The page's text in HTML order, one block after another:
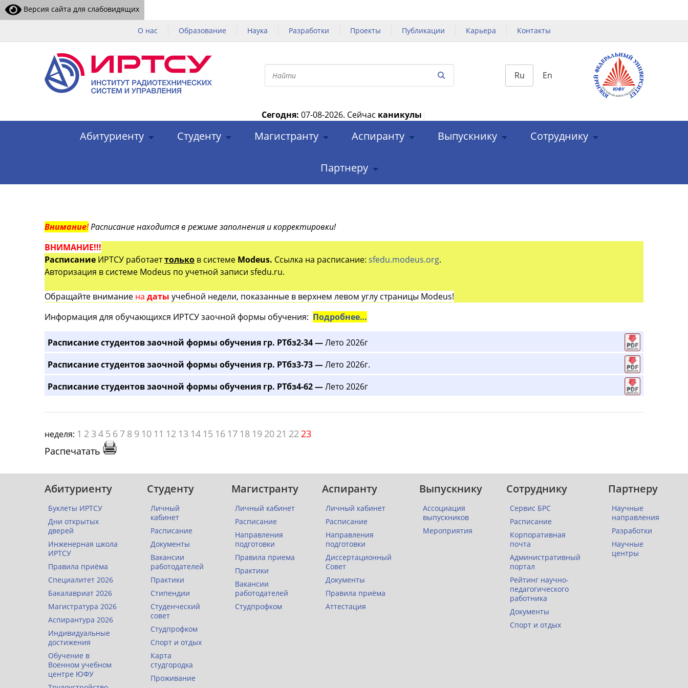
Версия сайта для слабовидящих
О нас Образование Наука Разработки Проекты Публикации Карьера Контакты
Ru En
Сегодня: 07-08-2026. Сейчас каникулы |
Абитуриенту Студенту Магистранту Аспиранту Выпускнику Сотруднику
Партнеру
Внимание!Расписание находится в режиме заполнения и корректировки!
ВНИМАНИЕ!!!
Расписание ИРТСУ работаеттолько в системе Modeus. Ссылка на расписание: sfedu.modeus.org.
Авторизация в системе Modeus по учетной записи sfedu.ru.
Обращайте внимание на даты учебной недели, показанные в верхнем левом углу страницы Modeus!
Информация для обучающихся ИРТСУ заочной формы обучения: Подробнее…
Расписание студентов заочной формы обучения гр. РТбз2-34 —Лето 2026г
Расписание студентов заочной формы обучения гр. РТбз3-73 —Лето 2026г.
Расписание студентов заочной формы обучения гр. РТбз4-62 —Лето 2026г
неделя: 1 2 3 4 5 6 7 8 9 10 11 12 13 14 15 16 17 18 19 20 21 2223
Распечатать
Абитуриенту
Буклеты ИРТСУ
Дни открытых
дверей
Инженерная школа
ИРТСУ
Правила приёма
Специалитет 2026
Бакалавриат 2026
Магистратура 2026
Аспирантура 2026
Индивидуальные
достижения
Обучение в
Военном учебном
центре ЮФУ
Студенту
Личный
кабинет
Расписание
Документы
Вакансии
работодателей
Практики
Стипендии
Студенческий
совет
Студпрофком
Спорт и отдых
Карта
студгородка
Проживание
Магистранту
Личный кабинет
Расписание
Направления
подготовки
Правила приема
Практики
Вакансии
работодателей
Студпрофком
Аспиранту
Личный кабинет
Расписание
Направления
подготовки
Диссертационный
Совет
Документы
Правила приёма
Аттестация
Выпускнику
Ассоциация
выпускников
Мероприятия
Сотруднику
Сервис БРС
Расписание
Корпоративная
почта
Административный
портал
Рейтинг научно-
педагогического
работника
Документы
Спорт и отдых
Партнеру
Научные
направления
Разработки
Научные
центры